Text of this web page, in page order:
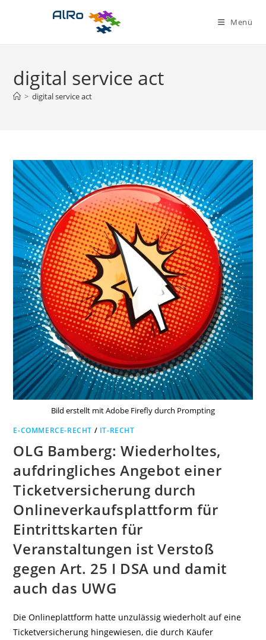
Menü
digital service act
> digital service act
Bild erstellt mit Adobe Firefly durch Prompting
E-COMMERCE-RECHT / IT-RECHT
OLG Bamberg: Wiederholtes,
aufdringliches Angebot einer
Ticketversicherung durch
Onlineverkaufsplattform für
Eintrittskarten für
Veranstaltungen ist Verstoß
gegen Art. 25 I DSA und damit
auch das UWG
Die Onlineplattform hatte unzulässig wiederholt auf eine
Ticketversicherung hingewiesen, die durch Käufer